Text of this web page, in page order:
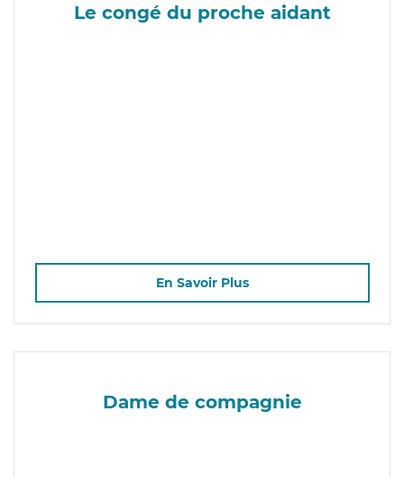
Le congé du proche aidant
En Savoir Plus
Dame de compagnie